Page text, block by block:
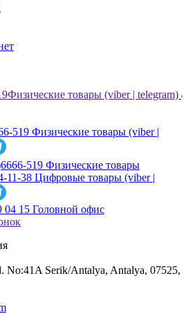
Физические товары (viber | telegram)
519 Физические товары (viber |
519 Физические товары
11-38 Цифровые товары (viber |
04 15 Головной офис
No:41A Serik/Antalya, Antalya, 07525,